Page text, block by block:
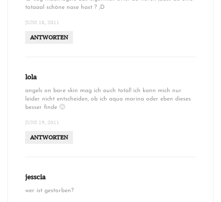
totaaal schöne nase hast ? ;D
JUNI 18, 2011
ANTWORTEN
lola
angels on bare skin mag ich auch total! ich kann mich nur
leider nicht entscheiden, ob ich aqua marina oder eben dieses
besser finde 🙂
JUNI 19, 2011
ANTWORTEN
jesscia
wer ist gestorben?